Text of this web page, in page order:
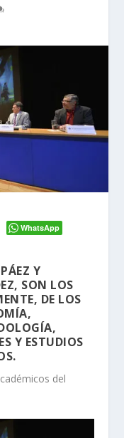
WhatsApp
Y
SON LOS
DE LOS
Y ESTUDIOS
del